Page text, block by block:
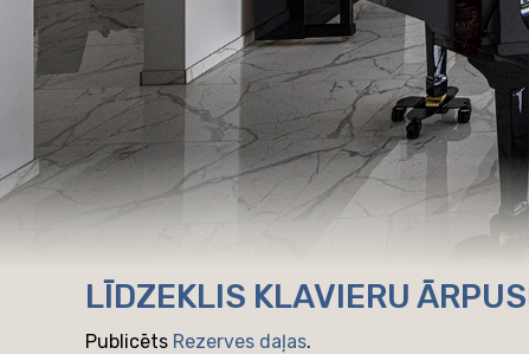
LĪDZEKLIS KLAVIERU
Publicēts Rezerves daļas.